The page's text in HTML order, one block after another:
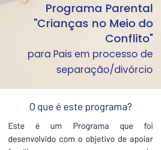
Programa Parental
"Crianças no Meio do
Conflito"
para Pais em processo de
separação/divórcio
O que é este programa?
Este é um Programa que foi
desenvolvido com o objetivo de apoiar